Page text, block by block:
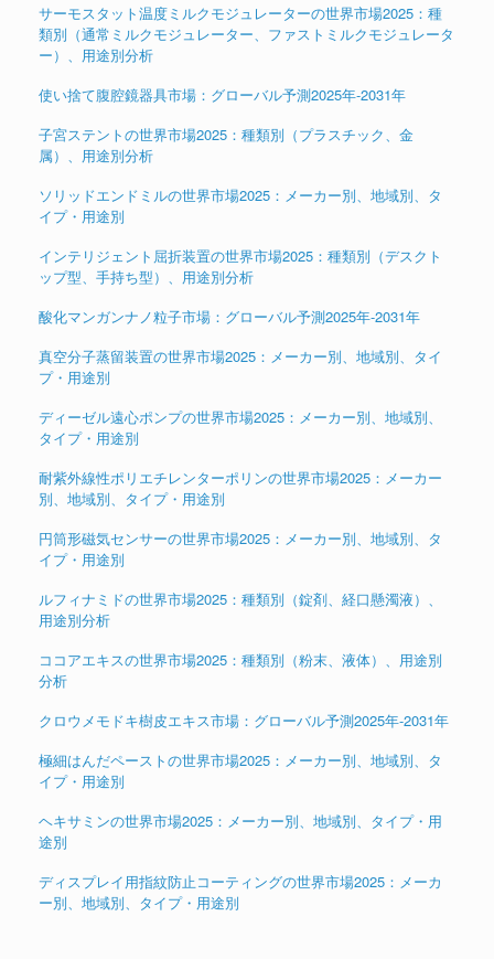
サーモスタット温度ミルクモジュレーターの世界市場2025：種
類別（通常ミルクモジュレーター、ファストミルクモジュレータ
ー）、用途別分析
使い捨て腹腔鏡器具市場：グローバル予測2025年-2031年
子宮ステントの世界市場2025：種類別（プラスチック、金
属）、用途別分析
ソリッドエンドミルの世界市場2025：メーカー別、地域別、タ
イプ・用途別
インテリジェント屈折装置の世界市場2025：種類別（デスクト
ップ型、手持ち型）、用途別分析
酸化マンガンナノ粒子市場：グローバル予測2025年-2031年
真空分子蒸留装置の世界市場2025：メーカー別、地域別、タイ
プ・用途別
ディーゼル遠心ポンプの世界市場2025：メーカー別、地域別、
タイプ・用途別
耐紫外線性ポリエチレンターポリンの世界市場2025：メーカー
別、地域別、タイプ・用途別
円筒形磁気センサーの世界市場2025：メーカー別、地域別、タ
イプ・用途別
ルフィナミドの世界市場2025：種類別（錠剤、経口懸濁液）、
用途別分析
ココアエキスの世界市場2025：種類別（粉末、液体）、用途別
分析
クロウメモドキ樹皮エキス市場：グローバル予測2025年-2031年
極細はんだペーストの世界市場2025：メーカー別、地域別、タ
イプ・用途別
ヘキサミンの世界市場2025：メーカー別、地域別、タイプ・用
途別
ディスプレイ用指紋防止コーティングの世界市場2025：メーカ
ー別、地域別、タイプ・用途別